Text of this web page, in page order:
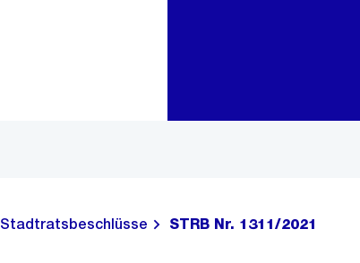
Stadtratsbeschlüsse STRB Nr. 1311/2021